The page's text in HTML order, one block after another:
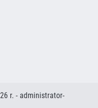
r. - administrator-